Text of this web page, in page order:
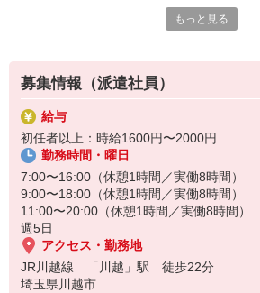
新しいステージで活躍しませんか？
生活支援に加え、介護計画の作成や記録業
利用者一人ひとりの状態に応じた対応が求め
認知症に関する知識や技術が必要です。
もっと見る
募集情報（派遣社員）
給与
初任者以上：時給1600円〜2000円
勤務時間・曜日
7:00〜16:00（休憩1時間／実働8時間）
9:00〜18:00（休憩1時間／実働8時間）
11:00〜20:00（休憩1時間／実働8時間）
週5日
アクセス・勤務地
JR川越線 「川越」駅 徒歩22分
埼玉県川越市